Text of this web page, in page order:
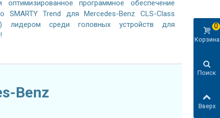
программное обеспечение
SMARTY Trend для Mercedes-Benz CLS-Class
лидером среди головных устройств для
Benz
Корзина
0
Поиск
Вверх